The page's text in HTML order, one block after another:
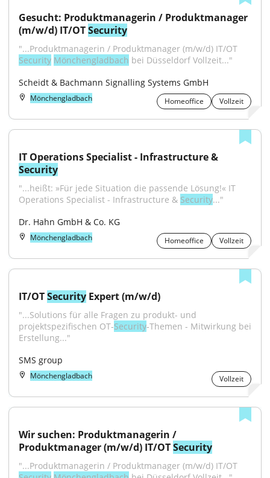
Gesucht: Produktmanagerin / Produktmanager
(m/w/d) IT/OT Security
Security Mönchengladbach bei Düsseldorf Vollzeit..."
Scheidt & Bachmann Signalling Systems GmbH
Mönchengladbach Homeoffice Vollzeit
Security
"...heißt: »Für jede Situation die passende Lösung!« IT
Operations Specialist - Infrastructure & Security..."
Dr. Hahn GmbH & Co. KG
Mönchengladbach Homeoffice Vollzeit
IT/OT Security Expert (m/w/d)
"...Solutions für alle Fragen zu produkt- und
projektspezifischen OT‑Security‑Themen - Mitwirkung bei
Erstellung..."
SMS group
Mönchengladbach Vollzeit
Wir suchen: Produktmanagerin /
Produktmanager (m/w/d) IT/OT Security